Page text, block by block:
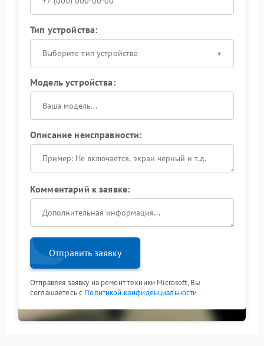
Тип устройства:
Выберите тип устройства
Модель устройства:
Описание неисправности:
Комментарий к заявке:
Отправить заявку
Отправляя заявку на ремонт техники Microsoft, Вы
соглашаетесь с Политикой конфиденциальности